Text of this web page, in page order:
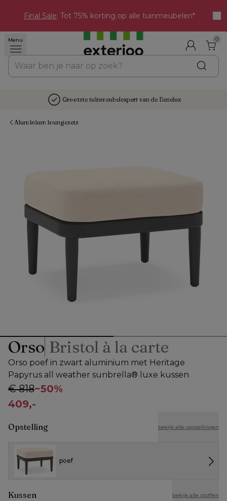
Final Sale: Tot 75% korting op alle tuinmeubelen*
Menu 0
Grootste tuinmeubelexpert van de Benelux
Aluminium loungesets
Orso Bristol à la carte
Orso poef in zwart aluminium met Heritage
Papyrus all weather sunbrella® luxe kussen
€ 818−50%
409,-
Opstelling bekijk alle opstellingen
poef
Kussen bekijk alle stoffen